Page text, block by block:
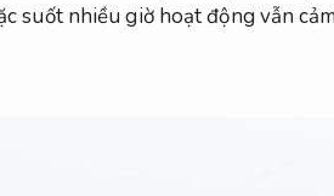
suốt nhiều giờ hoạt động vẫn